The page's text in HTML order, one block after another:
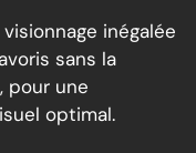
inégalée
sans la
pour une
optimal.